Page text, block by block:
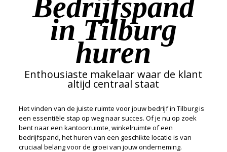
Bedrijfspand
in Tilburg
huren
Enthousiaste makelaar waar de klant
altijd centraal staat
Het vinden van de juiste ruimte voor jouw bedrijf in Tilburg is
een essentiële stap op weg naar succes. Of je nu op zoek
bent naar een kantoorruimte, winkelruimte of een
bedrijfspand, het huren van een geschikte locatie is van
cruciaal belang voor de groei van jouw onderneming.